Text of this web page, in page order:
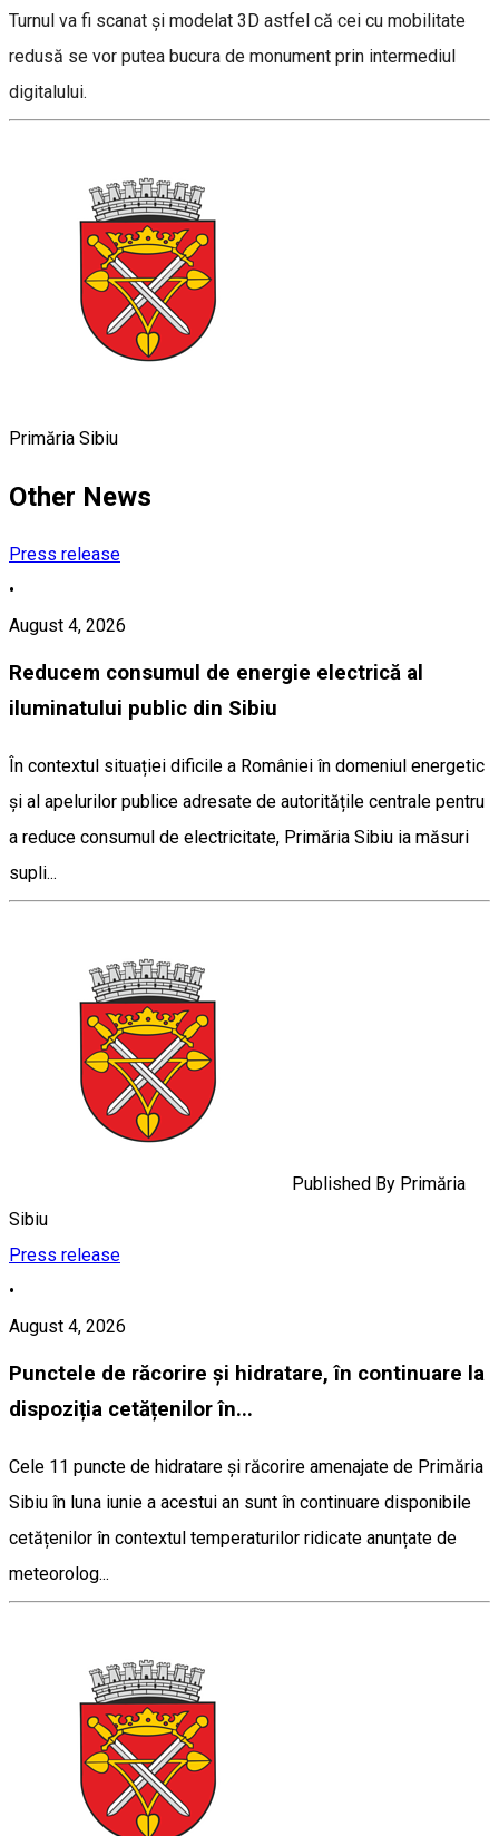
Turnul va fi scanat și modelat 3D astfel că cei cu mobilitate
redusă se vor putea bucura de monument prin intermediul
digitalului.
Primăria Sibiu
Other News
Press release
•
August 4, 2026
Reducem consumul de energie electrică al
iluminatului public din Sibiu
În contextul situației dificile a României în domeniul energetic
și al apelurilor publice adresate de autoritățile centrale pentru
a reduce consumul de electricitate, Primăria Sibiu ia măsuri
supli...
Published By Primăria
Sibiu
Press release
•
August 4, 2026
Punctele de răcorire și hidratare, în continuare la
dispoziția cetățenilor în...
Cele 11 puncte de hidratare și răcorire amenajate de Primăria
Sibiu în luna iunie a acestui an sunt în continuare disponibile
cetățenilor în contextul temperaturilor ridicate anunțate de
meteorolog...